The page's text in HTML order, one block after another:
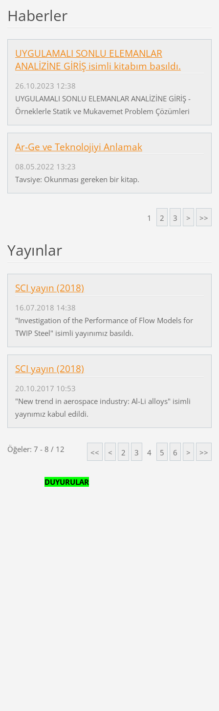
Haberler
UYGULAMALI SONLU ELEMANLAR
ANALİZİNE GİRİŞ isimli kitabım basıldı.
26.10.2023 12:38
UYGULAMALI SONLU ELEMANLAR ANALİZİNE GİRİŞ -
Örneklerle Statik ve Mukavemet Problem Çözümleri
Ar-Ge ve Teknolojiyi Anlamak
08.05.2022 13:23
Tavsiye: Okunması gereken bir kitap.
1 2 3 > >>
Yayınlar
SCI yayın (2018)
16.07.2018 14:38
"Investigation of the Performance of Flow Models for
TWIP Steel" isimli yayınımız basıldı.
SCI yayın (2018)
20.10.2017 10:53
"New trend in aerospace industry: Al-Li alloys" isimli
yaynımız kabul edildi.
Öğeler: 7 - 8 / 12 << < 2 3 4 5 6 > >>
DUYURULAR